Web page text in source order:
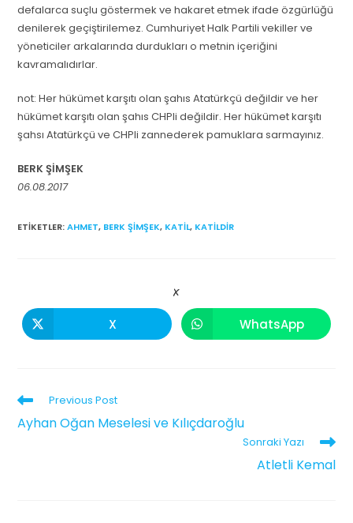
defalarca suçlu göstermek ve hakaret etmek ifade özgürlüğü
denilerek geçiştirilemez. Cumhuriyet Halk Partili vekiller ve
yöneticiler arkalarında durdukları o metnin içeriğini
kavramalıdırlar.
not: Her hükümet karşıtı olan şahıs Atatürkçü değildir ve her
hükümet karşıtı olan şahıs CHPli değildir. Her hükümet karşıtı
şahsı Atatürkçü ve CHPli zannederek pamuklara sarmayınız.
BERK ŞİMŞEK
06.08.2017
ETIKETLER:AHMET, BERK ŞIMŞEK, KATIL, KATILDIR
X
X
WhatsApp
Previous Post
Ayhan Oğan Meselesi ve Kılıçdaroğlu
Sonraki Yazı
Atletli Kemal